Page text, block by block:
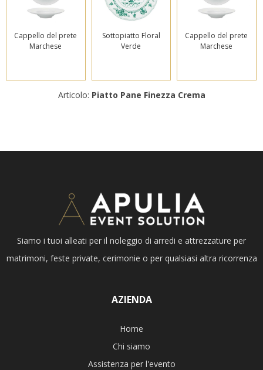
Cappello del prete
Marchese
Sottopiatto Floral
Verde
Cappello del prete
Marchese
Articolo: Piatto Pane Finezza Crema
Siamo i tuoi alleati per il noleggio di arredi e attrezzature per
matrimoni, feste private, cerimonie o per qualsiasi altra ricorrenza
AZIENDA
Home
Chi siamo
Assistenza per l'evento